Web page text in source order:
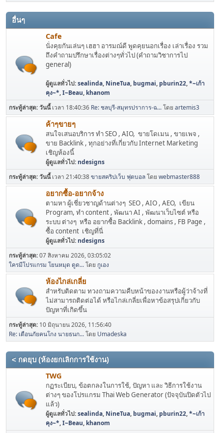
อื่นๆ
Cafe
นั่งคุยกันเล่นๆ เฮฮา อารมณ์ดี พูดคุยนอกเรื่อง เล่าเรื่อง รวม
ถึงคำถามปรึกษาเรื่องต่างๆทั่วไป (คำถามวิชาการไป
general)
ผู้ดูแลทั่วไป:sealinda, NineTua, bugmai, pburin22,*~เก้า
คุง~*,I~Beau, khanom
กระทู้ล่าสุด:วันนี้เวลา 18:40:36 Re: ชลบุรี-สมุทรปราการ-ฉ...โดย artemis3
ค้าๆขายๆ
สนใจเสนอบริการ ทำ SEO , AIO, ขายโดเมน , ขายเพจ ,
ขาย Backlink , ทุกอย่างที่เกี่ยวกับ Internet Marketing
เชิญห้องนี้
ผู้ดูแลทั่วไป: ndesigns
กระทู้ล่าสุด:วันนี้เวลา 21:40:38ขายสคริปเว็บ ฟุตบอลโดย webmaster888
อยากซื้อ-อยากจ้าง
ตามหา ผู้เชี่ยวชาญด้านต่างๆ SEO , AIO , AEO, เขียน
Program, ทำ content , พัฒนา AI , พัฒนาเว็บไซต์ หรือ
ระบบ ต่างๆ หรือ อยากซื้อ Backlink , domains , FB Page ,
ซื้อ content เชิญที่นี่
ผู้ดูแลทั่วไป: ndesigns
กระทู้ล่าสุด:07 สิงหาคม 2026, 03:05:02
ใครมีโปรแกรม โยนหมุด ดูด...โดย กูเอง
ห้องไกล่เกลี่ย
สำหรับติดตาม ทวงถามความคืบหน้าของงานหรือผู้ว่าจ้างที่
ไม่สามารถติดต่อได้ หรือไกล่เกลี่ยเพื่อหาข้อสรุปเกี่ยวกับ
ปัญหาที่เกิดขึ้น
กระทู้ล่าสุด: 10 มิถุนายน 2026, 11:56:40
Re: เตือนภัยคนโกง นายธนก...โดย Umadeska
< กดยุบ (ห้องยกเลิกการใช้งาน)
TWG
กฏระเบียบ, ข้อตกลงในการใช้, ปัญหา และ วิธีการใช้งาน
ต่างๆ ของโปรแกรม Thai Web Generator (ปัจจุบันปิดตัวไป
แล้ว)
ผู้ดูแลทั่วไป:sealinda, NineTua, bugmai, pburin22,*~เก้า
คุง~*,I~Beau, khanom